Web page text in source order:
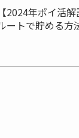
【2024年ポイ活
ートで貯める方